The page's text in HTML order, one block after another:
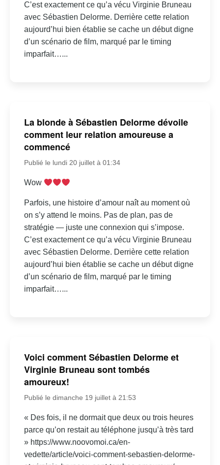
C’est exactement ce qu’a vécu Virginie Bruneau
avec Sébastien Delorme. Derrière cette relation
aujourd’hui bien établie se cache un début digne
d’un scénario de film, marqué par le timing
imparfait…...
La blonde à Sébastien Delorme dévoile
comment leur relation amoureuse a
commencé
Publié le lundi 20 juillet à 01:34
Wow
Parfois, une histoire d’amour naît au moment où
on s’y attend le moins. Pas de plan, pas de
stratégie — juste une connexion qui s’impose.
C’est exactement ce qu’a vécu Virginie Bruneau
avec Sébastien Delorme. Derrière cette relation
aujourd’hui bien établie se cache un début digne
d’un scénario de film, marqué par le timing
imparfait…...
Voici comment Sébastien Delorme et
Virginie Bruneau sont tombés
amoureux!
Publié le dimanche 19 juillet à 21:53
« Des fois, il ne dormait que deux ou trois heures
parce qu’on restait au téléphone jusqu’à très tard
» https://www.noovomoi.ca/en-
vedette/article/voici-comment-sebastien-delorme-